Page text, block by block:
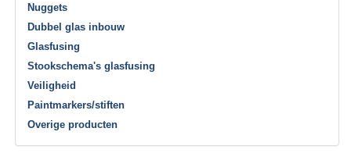
Nuggets
Dubbel glas inbouw
Glasfusing
Stookschema's glasfusing
Veiligheid
Paintmarkers/stiften
Overige producten